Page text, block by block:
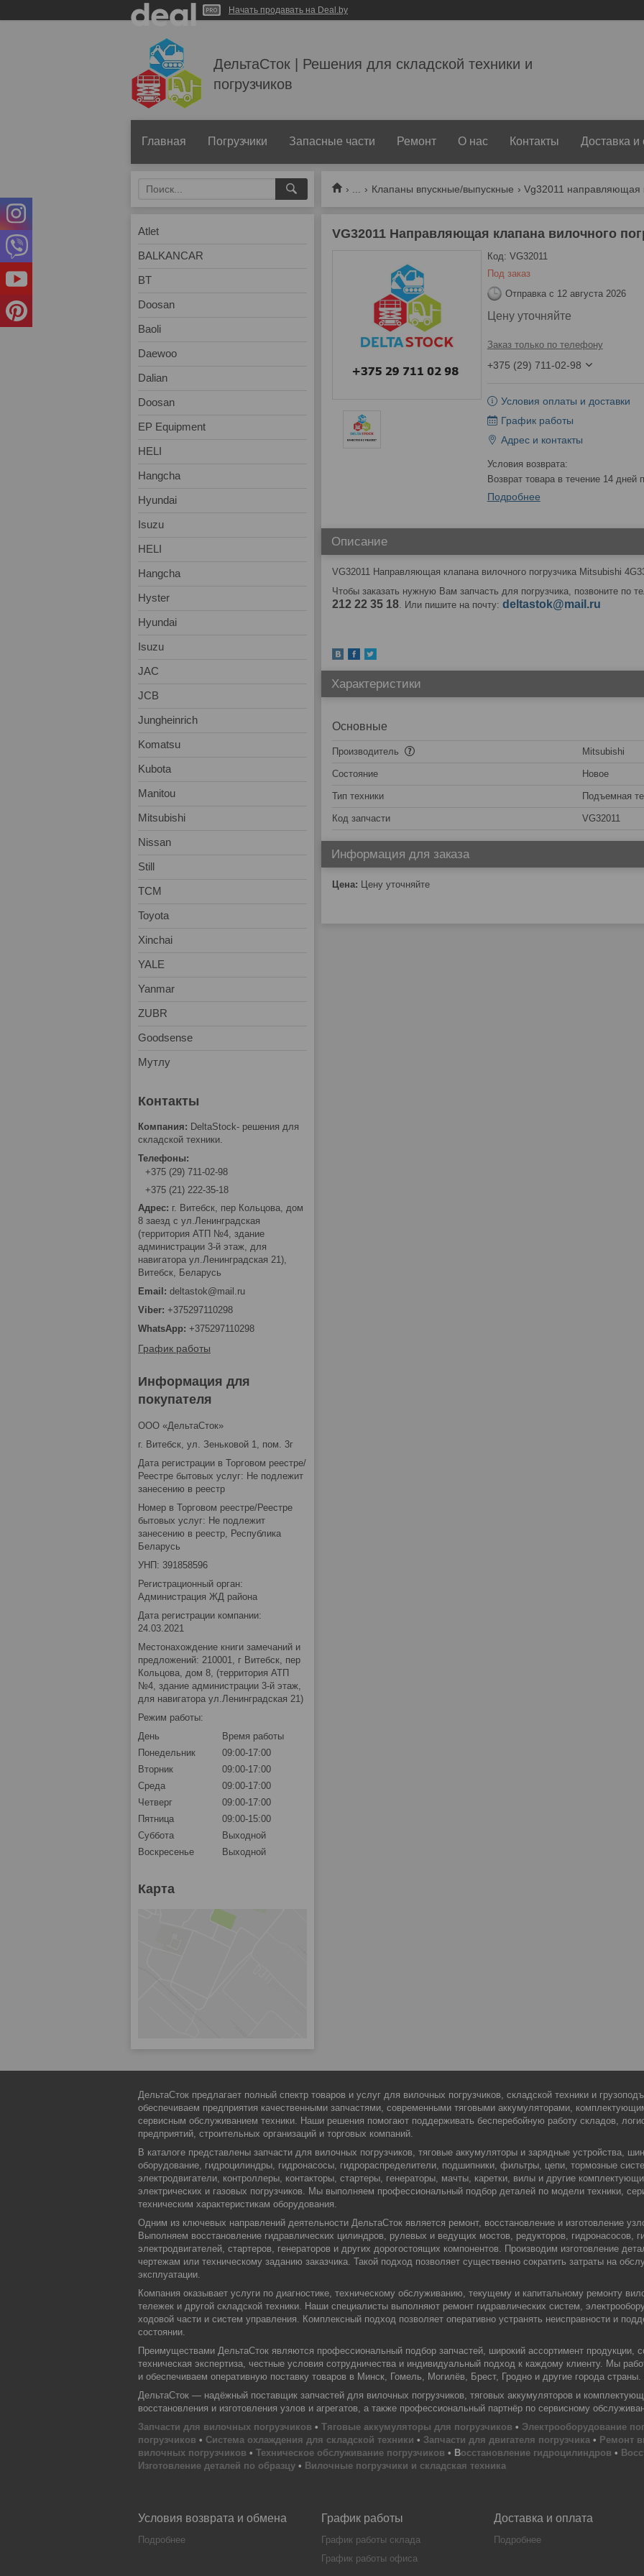
Начать продавать на Deal.by
ДельтаСток | Решения для складской техники и
погрузчиков
Главная Погрузчики Запасные части Ремонт О нас Контакты Доставка и
Клапаны впускные/выпускные
VG32011 Направляющая клапана вилочного
Под заказ
Код: VG32011
Отправка с 12 августа 2026
Цену уточняйте
Заказ только по телефону
+375 (29) 711-02-98
Условия оплаты и доставки
График работы
Адрес и контакты
возврат товара в течение 14 дней
Подробнее
Описание
VG32011 Направляющая клапана вилочного погрузчика Mitsubishi
Чтобы заказать нужную Вам запчасть для погрузчика, позвоните по
212 22 35 18. Или пишите на почту: deltastok@mail.ru
Характеристики
Основные
Производитель Mitsubishi
Состояние Новое
Тип техники Подъемная
Код запчасти VG32011
Информация для заказа
Цена: Цену уточняйте
Atlet
BALKANCAR
BT
Doosan
Baoli
Daewoo
Dalian
Doosan
EP Equipment
HELI
Hangcha
Hyundai
Isuzu
HELI
Hangcha
Hyster
Hyundai
Isuzu
JAC
JCB
Jungheinrich
Komatsu
Kubota
Manitou
Mitsubishi
Nissan
Still
TCM
Toyota
Xinchai
YALE
Yanmar
ZUBR
Goodsense
Мутлу
DeltaStock- решения для
складской техники.
+375 (29) 711-02-98
+375 (21) 222-35-18
г. Витебск, пер Кольцова, дом
8 заезд с ул.Ленинградская
(территория АТП №4, здание
администрации 3-й этаж, для
навигатора ул.Ленинградская 21),
Витебск, Беларусь
deltastok@mail.ru
+375297110298
+375297110298
График работы
Информация для
покупателя
ООО «ДельтаСток»
г. Витебск, ул. Зеньковой 1, пом. 3г
Дата регистрации в Торговом реестре/
Реестре бытовых услуг: Не подлежит
занесению в реестр
Номер в Торговом реестре/Реестре
бытовых услуг: Не подлежит
занесению в реестр, Республика
Беларусь
УНП: 391858596
Регистрационный орган:
Администрация ЖД района
Дата регистрации компании:
24.03.2021
Местонахождение книги замечаний и
предложений: 210001, г Витебск, пер
Кольцова, дом 8, (территория АТП
№4, здание администрации 3-й этаж,
для навигатора ул.Ленинградская 21)
Режим работы:
День
Время работы
Понедельник
09:00-17:00
Вторник
09:00-17:00
Среда
09:00-17:00
Четверг
09:00-17:00
Пятница
09:00-15:00
Суббота
Выходной
Воскресенье
Выходной
Карта
ДельтаСток предлагает полный спектр товаров и услуг для вилочных погрузчиков, складской техники и
обеспечиваем предприятия качественными запчастями, современными тяговыми аккумуляторами,
сервисным обслуживанием техники. Наши решения помогают поддерживать бесперебойную работу складов,
предприятий, строительных организаций и торговых компаний.
В каталоге представлены запчасти для вилочных погрузчиков, тяговые аккумуляторы и зарядные устройства,
оборудование, гидроцилиндры, гидронасосы, гидрораспределители, подшипники, фильтры, цепи, тормозные
электродвигатели, контроллеры, контакторы, стартеры, генераторы, мачты, каретки, вилы и другие
электрических и газовых погрузчиков. Мы выполняем профессиональный подбор деталей по модели техники,
техническим характеристикам оборудования.
Одним из ключевых направлений деятельности ДельтаСток является ремонт, восстановление и изготовление
Выполняем восстановление гидравлических цилиндров, рулевых и ведущих мостов, редукторов, гидронасосов,
электродвигателей, стартеров, генераторов и других дорогостоящих компонентов. Производим изготовление
чертежам или техническому заданию заказчика. Такой подход позволяет существенно сократить затраты на
эксплуатации.
Компания оказывает услуги по диагностике, техническому обслуживанию, текущему и капитальному ремонту
тележек и другой складской техники. Наши специалисты выполняют ремонт гидравлических систем,
ходовой части и систем управления. Комплексный подход позволяет оперативно устранять неисправности и
состоянии.
Преимуществами ДельтаСток являются профессиональный подбор запчастей, широкий ассортимент продукции,
техническая экспертиза, честные условия сотрудничества и индивидуальный подход к каждому клиенту. Мы
и обеспечиваем оперативную поставку товаров в Минск, Гомель, Могилёв, Брест, Гродно и другие города
ДельтаСток — надёжный поставщик запчастей для вилочных погрузчиков, тяговых аккумуляторов и
восстановления и изготовления узлов и агрегатов, а также профессиональный партнёр по сервисному
Запчасти для вилочных погрузчиков • Тяговые аккумуляторы для погрузчиков • Электрооборудование
погрузчиков • Система охлаждения для складской техники • Запчасти для двигателя погрузчика • Ремонт
вилочных погрузчиков • Техническое обслуживание погрузчиков • Восстановление гидроцилиндров •
Изготовление деталей по образцу • Вилочные погрузчики и складская техника
Условия возврата и обмена
Подробнее
График работы
График работы склада
График работы офиса
Доставка и оплата
Подробнее